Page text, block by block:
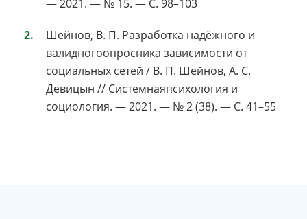
— 2021. — № 15. — С. 98–103
Шейнов, В. П. Разработка надёжного и
валидногоопросника зависимости от
социальных сетей / В. П. Шейнов, А. С.
Девицын // Системнаяпсихология и
социология. — 2021. — № 2 (38). — С. 41–55